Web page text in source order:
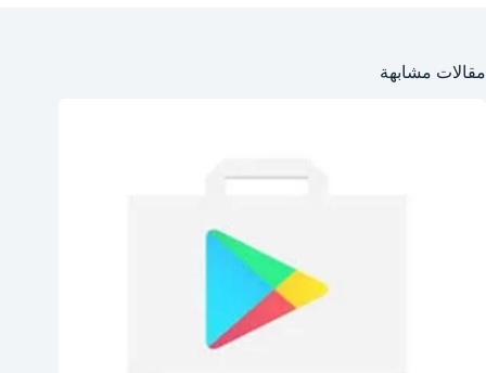
مقالات مشابهة